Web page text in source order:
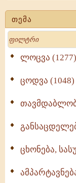
თემა
Search
ლოცვა (1277)
ცოდვა (1048)
ცხონება,